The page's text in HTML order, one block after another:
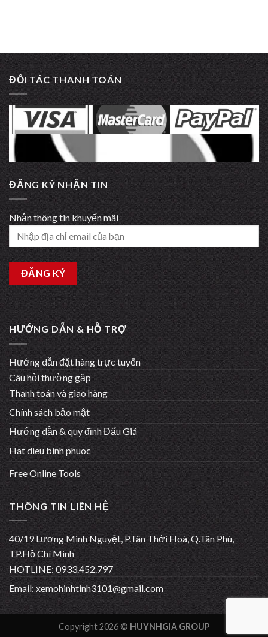
ĐỐI TÁC THANH TOÁN
ĐĂNG KÝ NHẬN TIN
Nhận thông tin khuyến mãi
HƯỚNG DẪN & HỖ TRỢ
Hướng dẫn đặt hàng trực tuyến
Câu hỏi thường gặp
Thanh toán và giao hàng
Chính sách bảo mật
Hướng dẫn & quy định Đấu Giá
Hat dieu binh phuoc
Free Online Tools
THÔNG TIN LIÊN HỆ
40/19 Lương Minh Nguyệt, P.Tân Thới Hoà, Q.Tân Phú,
TP.Hồ Chí Minh
HOTLINE: 0933.452.797
Email: xemohinhtinh3101@gmail.com
Copyright 2026 © HUYNHGIA GROUP